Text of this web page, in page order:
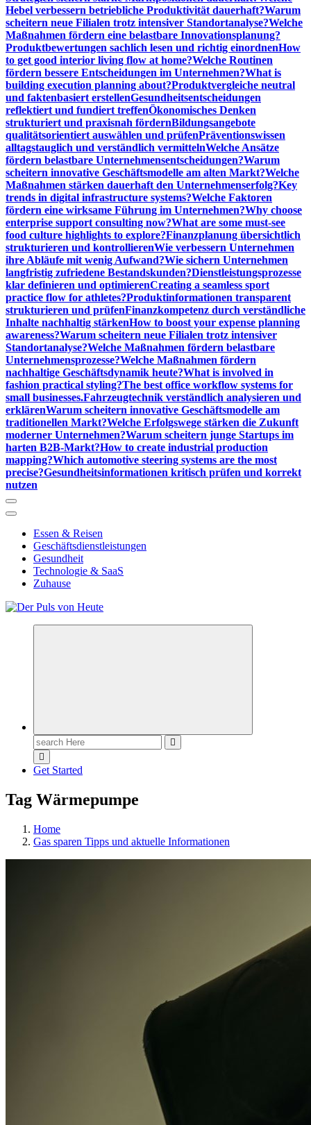
Hebel verbessern betriebliche Produktivität dauerhaft?Warum
scheitern neue Filialen trotz intensiver Standortanalyse?Welche
Maßnahmen fördern eine belastbare Innovationsplanung?
Produktbewertungen sachlich lesen und richtig einordnenHow
to get good interior living flow at home?Welche Routinen
fördern bessere Entscheidungen im Unternehmen?What is
building execution planning about?Produktvergleiche neutral
und faktenbasiert erstellenGesundheitsentscheidungen
reflektiert und fundiert treffenÖkonomisches Denken
strukturiert und praxisnah fördernBildungsangebote
qualitätsorientiert auswählen und prüfenPräventionswissen
alltagstauglich und verständlich vermittelnWelche Ansätze
fördern belastbare Unternehmensentscheidungen?Warum
scheitern innovative Geschäftsmodelle am alten Markt?Welche
Maßnahmen stärken dauerhaft den Unternehmenserfolg?Key
trends in digital infrastructure systems?Welche Faktoren
fördern eine wirksame Führung im Unternehmen?Why choose
enterprise support consulting now?What are some must-see
food culture highlights to explore?Finanzplanung übersichtlich
strukturieren und kontrollierenWie verbessern Unternehmen
ihre Abläufe mit wenig Aufwand?Wie sichern Unternehmen
langfristig zufriedene Bestandskunden?Dienstleistungsprozesse
klar definieren und optimierenCreating a seamless sport
practice flow for athletes?Produktinformationen transparent
strukturieren und prüfenFinanzkompetenz durch verständliche
Inhalte nachhaltig stärkenHow to boost your expense planning
awareness?Warum scheitern neue Filialen trotz intensiver
Standortanalyse?Welche Maßnahmen fördern belastbare
Unternehmensprozesse?Welche Maßnahmen fördern
nachhaltige Geschäftsdynamik heute?What is involved in
fashion practical styling?The best office workflow systems for
small businesses.Fahrzeugtechnik verständlich analysieren und
erklärenWarum scheitern innovative Geschäftsmodelle am
traditionellen Markt?Welche Erfolgswege stärken die Zukunft
moderner Unternehmen?Warum scheitern junge Startups im
harten B2B-Markt?How to create industrial production
mapping?Which automotive steering systems are the most
precise?Gesundheitsinformationen kritisch prüfen und korrekt
nutzen
Essen & Reisen
Geschäftsdienstleistungen
Gesundheit
Technologie & SaaS
Zuhause
Meldungen die Resonanz finden
Search
for:
Get Started
Tag Wärmepumpe
Home
Gas sparen Tipps und aktuelle Informationen